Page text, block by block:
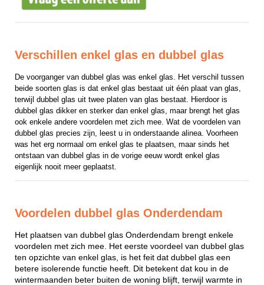
Verschillen enkel glas en dubbel glas
De voorganger van dubbel glas was enkel glas. Het verschil tussen
beide soorten glas is dat enkel glas bestaat uit één plaat van glas,
terwijl dubbel glas uit twee platen van glas bestaat. Hierdoor is
dubbel glas dikker en sterker dan enkel glas, maar brengt het glas
ook enkele andere voordelen met zich mee. Wat de voordelen van
dubbel glas precies zijn, leest u in onderstaande alinea. Voorheen
was het erg normaal om enkel glas te plaatsen, maar sinds het
ontstaan van dubbel glas in de vorige eeuw wordt enkel glas
eigenlijk nooit meer geplaatst.
Voordelen dubbel glas Onderdendam
Het plaatsen van dubbel glas Onderdendam brengt enkele
voordelen met zich mee. Het eerste voordeel van dubbel glas
ten opzichte van enkel glas, is het feit dat dubbel glas een
betere isolerende functie heeft. Dit betekent dat kou in de
wintermaanden beter buiten de woning blijft, terwijl warmte in